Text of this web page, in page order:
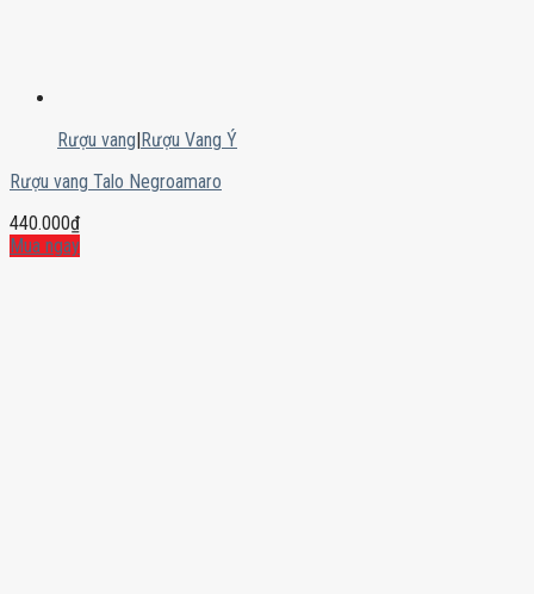
Rượu vang|Rượu Vang Ý
Rượu vang Talo Negroamaro
440.000₫
Mua ngay